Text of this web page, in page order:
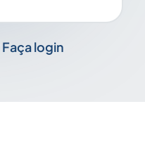
Faça login